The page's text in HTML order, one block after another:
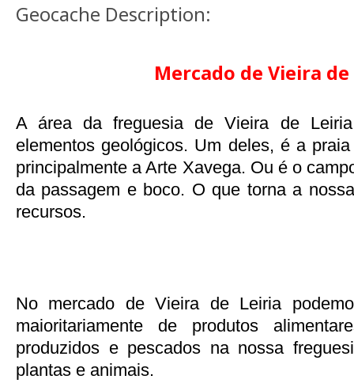
Geocache Description:
Mercado de Vieira
A área da freguesia de Vieira de
elementos geológicos. Um deles, é a
principalmente a Arte Xavega. Ou é o
da passagem e boco. O que torna a
recursos.
No mercado de Vieira de Leiria
maioritariamente de produtos
produzidos e pescados na nossa
plantas e animais.